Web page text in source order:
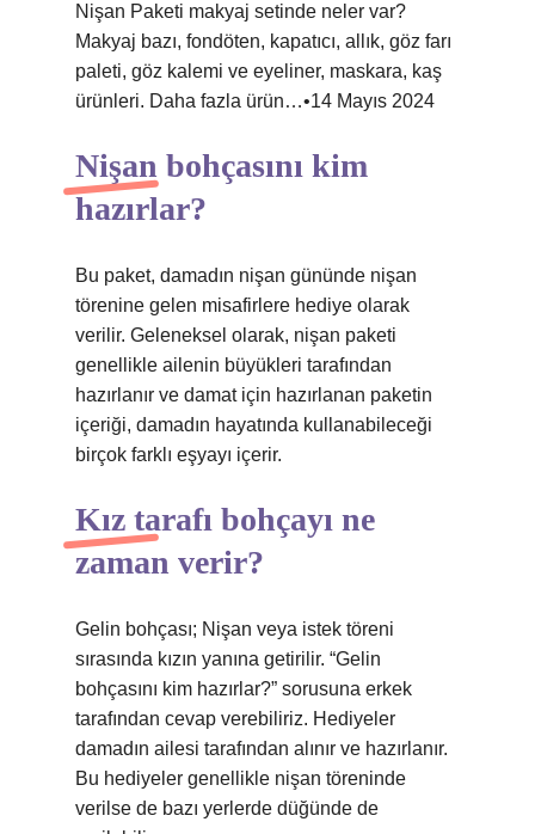
Nişan Paketi makyaj setinde neler var?
Makyaj bazı, fondöten, kapatıcı, allık, göz farı
paleti, göz kalemi ve eyeliner, maskara, kaş
ürünleri. Daha fazla ürün…•14 Mayıs 2024
Nişan bohçasını kim
hazırlar?
Bu paket, damadın nişan gününde nişan
törenine gelen misafirlere hediye olarak
verilir. Geleneksel olarak, nişan paketi
genellikle ailenin büyükleri tarafından
hazırlanır ve damat için hazırlanan paketin
içeriği, damadın hayatında kullanabileceği
birçok farklı eşyayı içerir.
Kız tarafı bohçayı ne
zaman verir?
Gelin bohçası; Nişan veya istek töreni
sırasında kızın yanına getirilir. “Gelin
bohçasını kim hazırlar?” sorusuna erkek
tarafından cevap verebiliriz. Hediyeler
damadın ailesi tarafından alınır ve hazırlanır.
Bu hediyeler genellikle nişan töreninde
verilse de bazı yerlerde düğünde de